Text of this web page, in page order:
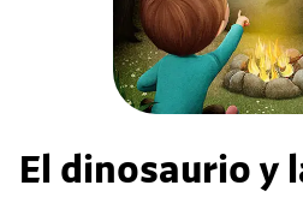
El dinosaurio y